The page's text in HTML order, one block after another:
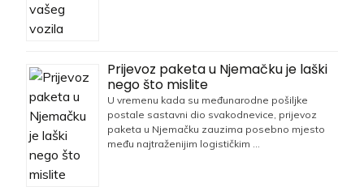
Prijevoz paketa u Njemačku je laški
nego što mislite
U vremenu kada su međunarodne pošiljke
postale sastavni dio svakodnevice, prijevoz
paketa u Njemačku zauzima posebno mjesto
među najtraženijim logističkim …